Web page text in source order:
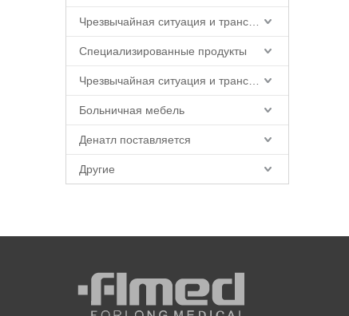
Специализированные продукты
Больничная мебель
Денатл поставляется
Другие